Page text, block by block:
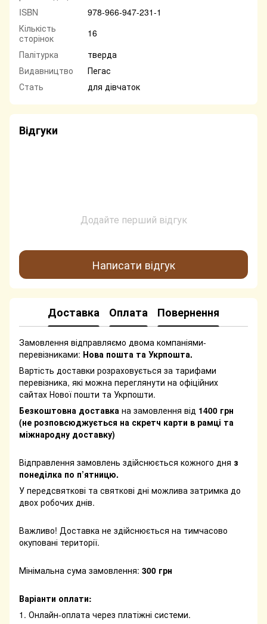
ISBN
978-966-947-231-1
Кількість
сторінок
16
Палітурка
тверда
Видавництво
Пегас
Стать
для дівчаток
Відгуки
Додайте перший відгук
Написати відгук
Доставка Оплата Повернення
Замовлення відправляємо двома компаніями-
перевізниками: Нова пошта та Укрпошта.
Вартість доставки розраховується за тарифами
перевізника, які можна переглянути на офіційних
сайтах Нової пошти та Укрпошти.
Безкоштовна доставка на замовлення від 1400 грн
(не розповсюджується на скретч карти в рамці та
міжнародну доставку)
Відправлення замовлень здійснюється кожного дня з
понеділка по п’ятницю.
У передсвяткові та святкові дні можлива затримка до
двох робочих днів.
Важливо! Доставка не здійснюється на тимчасово
окуповані території.
Мінімальна сума замовлення: 300 грн
Варіанти оплати:
1. Онлайн-оплата через платіжні системи.